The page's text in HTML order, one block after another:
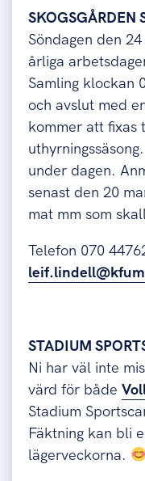
SKOGSGÅRDEN
Söndagen den
årliga
Samling klockan
och avslut med
kommer att fixas
under dagen.
senast den 20
mat mm som
Telefon 070
STADIUM
Ni har väl inte
värd för både
Stadium
Fäktning kan bli
lägerveckorna.